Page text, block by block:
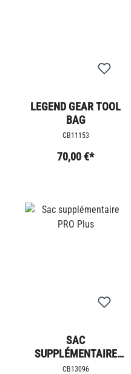
LEGEND GEAR TOOL
BAG
CB11153
70,00 €*
SAC
SUPPLÉMENTAIRE
PRO PLUS
CB13096